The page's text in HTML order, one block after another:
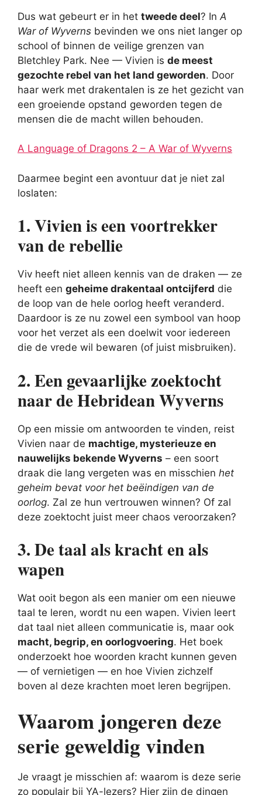
Dus wat gebeurt er in het tweede deel? In A
War of Wyverns bevinden we ons niet langer op
school of binnen de veilige grenzen van
Bletchley Park. Nee — Vivien is de meest
gezochte rebel van het land geworden. Door
haar werk met drakentalen is ze het gezicht van
een groeiende opstand geworden tegen de
mensen die de macht willen behouden.
A Language of Dragons 2 – A War of Wyverns
Daarmee begint een avontuur dat je niet zal
loslaten:
1. Vivien is een voortrekker
van de rebellie
Viv heeft niet alleen kennis van de draken — ze
heeft een geheime drakentaal ontcijferd die
de loop van de hele oorlog heeft veranderd.
Daardoor is ze nu zowel een symbool van hoop
voor het verzet als een doelwit voor iedereen
die de vrede wil bewaren (of juist misbruiken).
2. Een gevaarlijke zoektocht
naar de Hebridean Wyverns
Op een missie om antwoorden te vinden, reist
Vivien naar de machtige, mysterieuze en
nauwelijks bekende Wyverns – een soort
draak die lang vergeten was en misschien het
geheim bevat voor het beëindigen van de
oorlog. Zal ze hun vertrouwen winnen? Of zal
deze zoektocht juist meer chaos veroorzaken?
3. De taal als kracht en als
wapen
Wat ooit begon als een manier om een nieuwe
taal te leren, wordt nu een wapen. Vivien leert
dat taal niet alleen communicatie is, maar ook
macht, begrip, en oorlogvoering. Het boek
onderzoekt hoe woorden kracht kunnen geven
— of vernietigen — en hoe Vivien zichzelf
boven al deze krachten moet leren begrijpen.
Waarom jongeren deze
serie geweldig vinden
Je vraagt je misschien af: waarom is deze serie
zo populair bij YA-lezers? Hier zijn de dingen